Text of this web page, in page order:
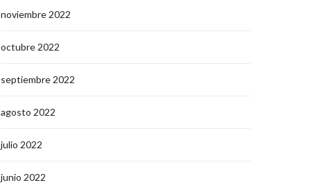
noviembre 2022
octubre 2022
septiembre 2022
agosto 2022
julio 2022
junio 2022